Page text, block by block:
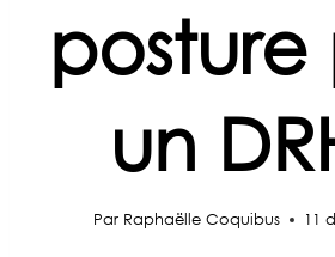
posture
un
Par Raphaëlle Coquibus 11